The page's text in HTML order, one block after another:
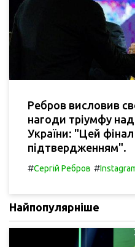
Ребров висловив
нагоди тріумфу
України: "Цей
підтвердженням".
#Сергій Ребров #
Найпопулярніше